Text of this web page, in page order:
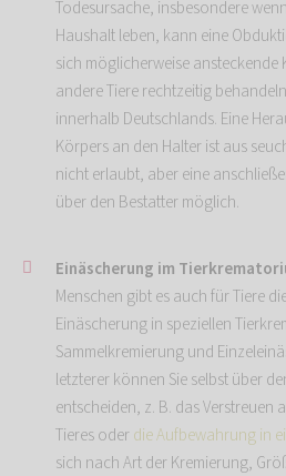
Todesursache, insbesondere
Haushalt leben, kann eine
sich möglicherweise
andere Tiere rechtzeitig
innerhalb Deutschlands. Eine
Körpers an den Halter ist aus
nicht erlaubt, aber eine
über den Bestatter möglich.
Einäscherung im
Menschen gibt es auch für Tiere
Einäscherung in speziellen
Sammelkremierung und
letzterer können Sie selbst über
entscheiden, z. B. das Verstreuen
Tieres oderdie Aufbewahrung in
sich nach Art der Kremierung,